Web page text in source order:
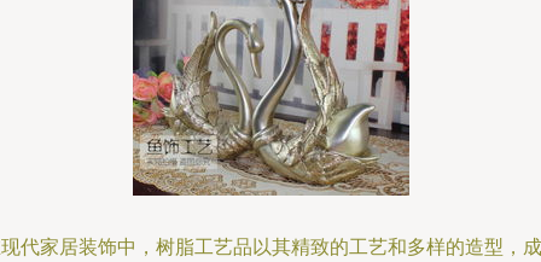
代家居装饰中，树脂工艺品以其精致的工艺和多样的造型，成